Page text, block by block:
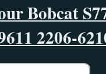
Bobcat
2206-